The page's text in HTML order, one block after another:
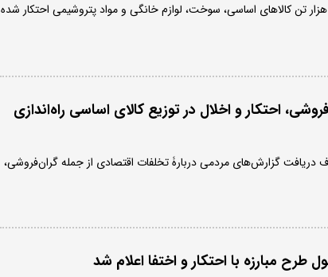
تن کالاهای اساسی، سوخت، لوازم خانگی و مواد پتروشیمی احتکار شده
احتکار و اخلال در توزیع کالای اساسی راه‌اندازی
دریافت گزارش‌های مردمی دربارۀ تخلفات اقتصادی از جمله گران‌فروشی،